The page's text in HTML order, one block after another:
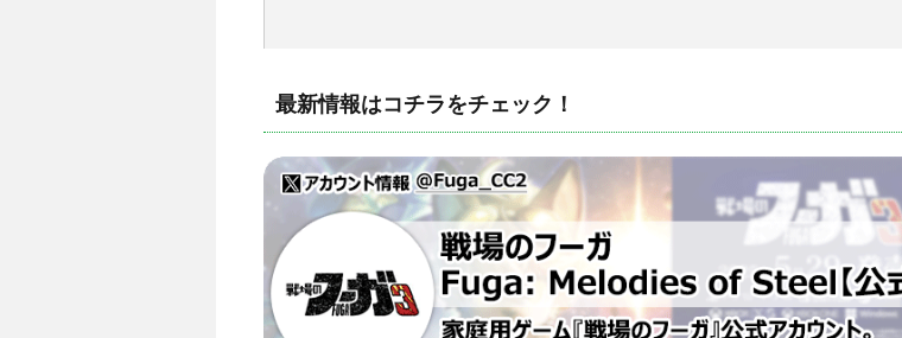
最新情報はコチラをチェック！